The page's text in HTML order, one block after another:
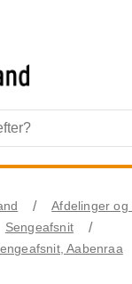
Afdelinger og
Sengeafsnit
Aabenraa